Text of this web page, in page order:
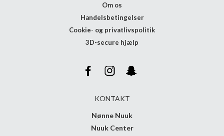
Om os
Handelsbetingelser
Cookie- og privatlivspolitik
3D-secure hjælp
KONTAKT
Nønne Nuuk
Nuuk Center